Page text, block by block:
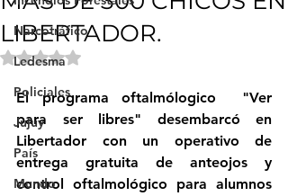
Narcotráfico
Ledesma
Policiales
Jujuy
País
Mundo
LIBERTADOR.
Obtuvo NaN de 5 estrellas.
El programa oftalmólogico  "Ver
para ser libres" desembarcó en
Libertador con un operativo de
entrega gratuita de anteojos y
control oftalmológico para alumnos